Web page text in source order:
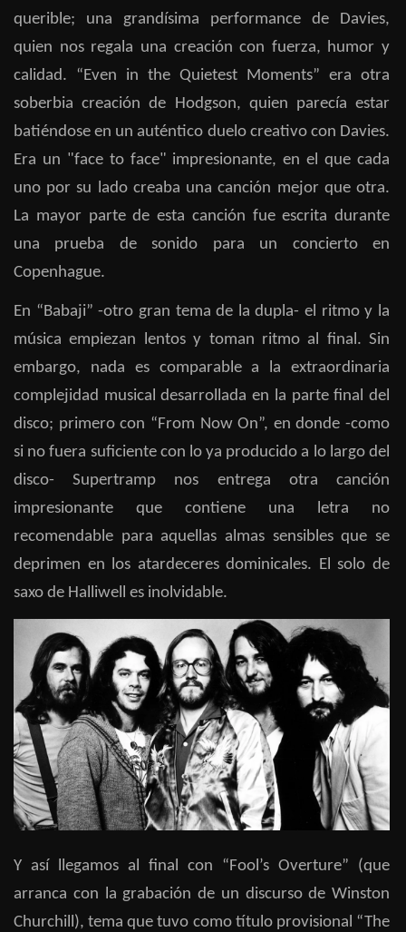
querible; una grandísima performance de Davies,
quien nos regala una creación con fuerza, humor y
calidad. “Even in the Quietest Moments” era otra
soberbia creación de Hodgson, quien parecía estar
batiéndose en un auténtico duelo creativo con Davies.
Era un "face to face" impresionante, en el que cada
uno por su lado creaba una canción mejor que otra.
La mayor parte de esta canción fue escrita durante
una prueba de sonido para un concierto en
Copenhague.
En “Babaji” -otro gran tema de la dupla- el ritmo y la
música empiezan lentos y toman ritmo al final. Sin
embargo, nada es comparable a la extraordinaria
complejidad musical desarrollada en la parte final del
disco; primero con “From Now On”, en donde -como
si no fuera suficiente con lo ya producido a lo largo del
disco- Supertramp nos entrega otra canción
impresionante que contiene una letra no
recomendable para aquellas almas sensibles que se
deprimen en los atardeceres dominicales. El solo de
saxo de Halliwell es inolvidable.
Y así llegamos al final con “Fool’s Overture” (que
arranca con la grabación de un discurso de Winston
Churchill), tema que tuvo como título provisional “The